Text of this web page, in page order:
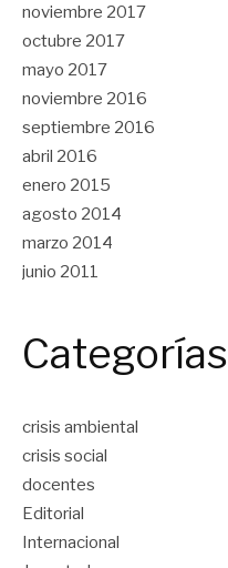
noviembre 2017
octubre 2017
mayo 2017
noviembre 2016
septiembre 2016
abril 2016
enero 2015
agosto 2014
marzo 2014
junio 2011
Categorías
crisis ambiental
crisis social
docentes
Editorial
Internacional